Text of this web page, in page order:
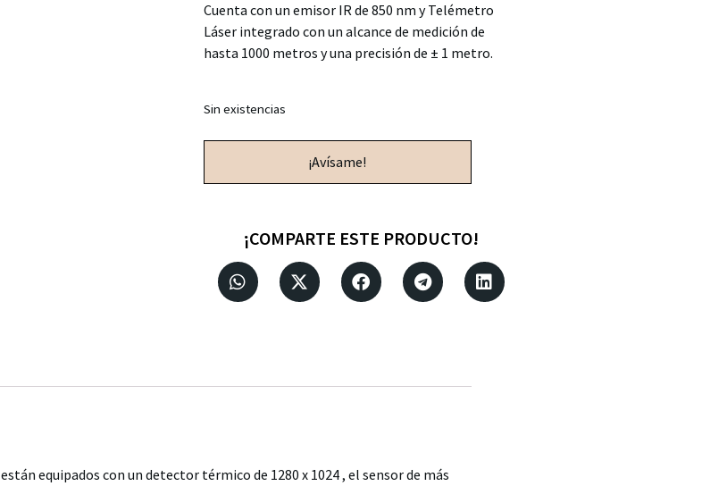
Cuenta con un emisor IR de 850 nm y Telémetro
Láser integrado con un alcance de medición de
hasta 1000 metros y una precisión de ± 1 metro.
Sin existencias
¡Avísame!
¡COMPARTE ESTE PRODUCTO!
están equipados con un detector térmico de 1280 x 1024 , el sensor de más